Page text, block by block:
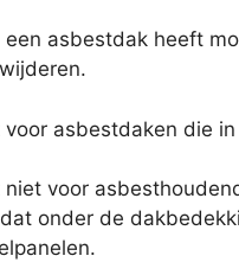
asbestdak heeft
asbestdaken die
voor
onder de